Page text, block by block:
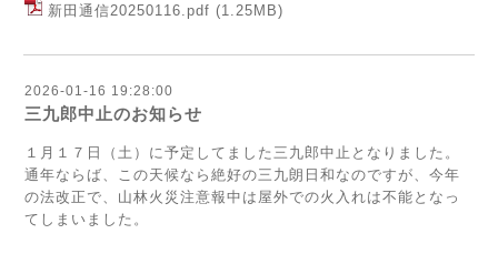
新田通信20250116.pdf (1.25MB)
2026-01-16 19:28:00
三九郎中止のお知らせ
１月１７日（土）に予定してました三九郎中止となりました。
通年ならば、この天候なら絶好の三九朗日和なのですが、今年
の法改正で、山林火災注意報中は屋外での火入れは不能となっ
てしまいました。